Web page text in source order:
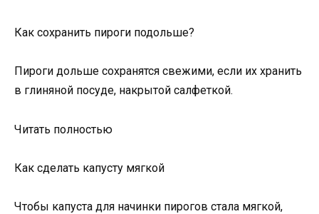
Как сохранить пироги подольше?
Пироги дольше сохранятся свежими, если их хранить
в глиняной посуде, накрытой салфеткой.
Читать полностью
Как сделать капусту мягкой
Чтобы капуста для начинки пирогов стала мягкой,